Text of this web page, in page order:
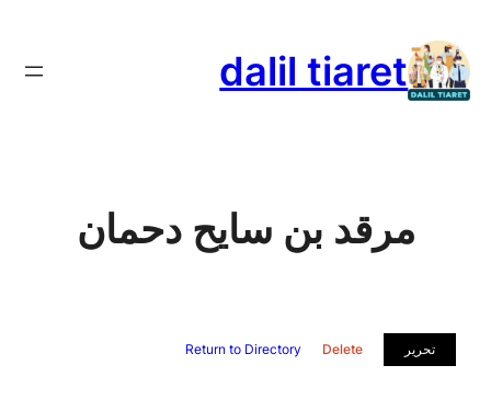
إلى
المحتوى
dalil tiaret
مرقد بن سايح دحمان
تحرير Delete
Return to Directory